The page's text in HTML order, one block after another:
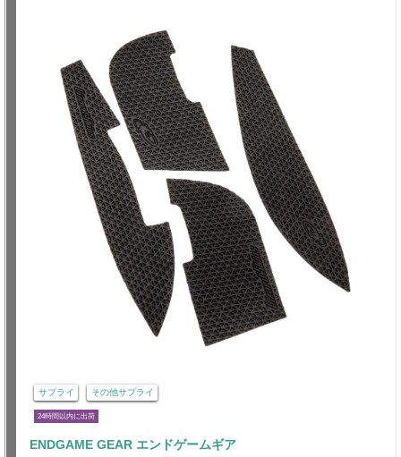
サプライ その他サプライ
24時間以内に出荷
ENDGAME GEAR エンドゲームギア